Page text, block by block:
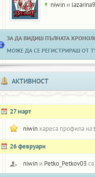
niwin и lazarina9
ЗА ДА ВИДИШ ПЪЛНАТА
МОЖЕ ДА СЕ РЕГИСТРИРАШ ОТ
АКТИВНОСТ
27 март
niwinхареса профила на
26 февруари
niwin и Petko_Petkov03